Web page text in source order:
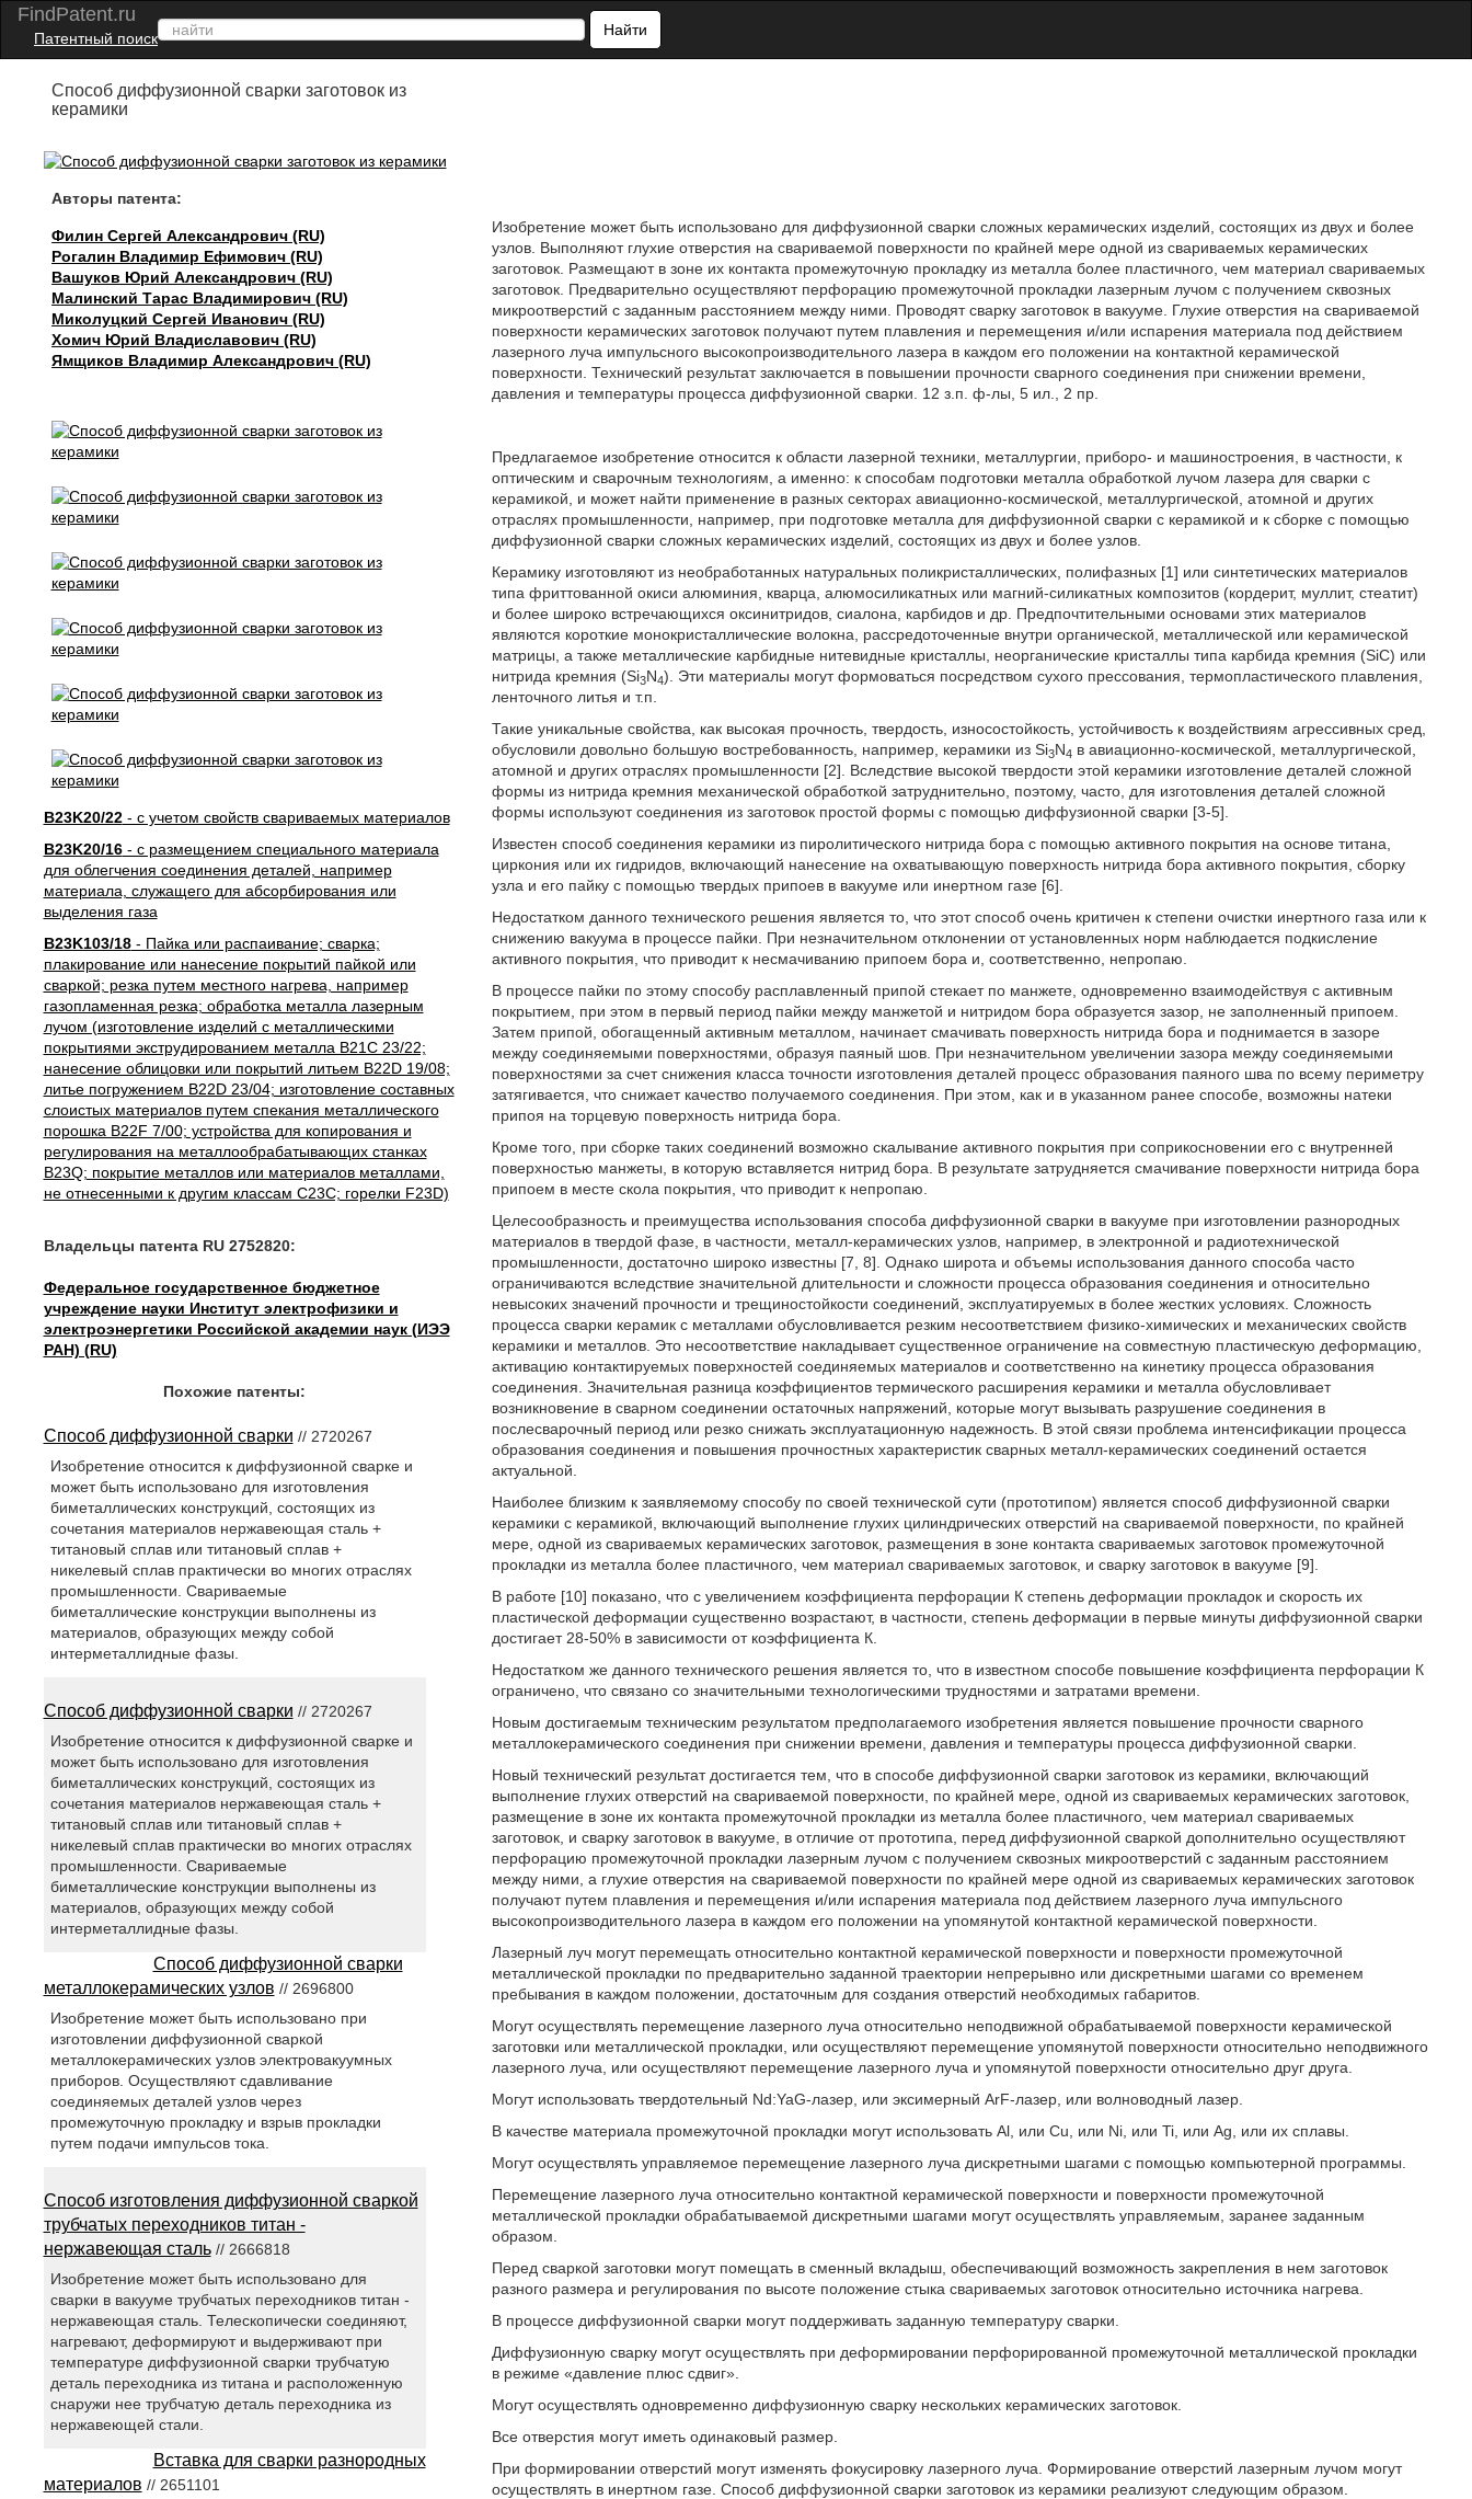
FindPatent.ru
Патентный поиск
Найти
Способ диффузионной сварки заготовок из
керамики
Авторы патента:
Филин Сергей Александрович (RU)
Рогалин Владимир Ефимович (RU)
Вашуков Юрий Александрович (RU)
Малинский Тарас Владимирович (RU)
Миколуцкий Сергей Иванович (RU)
Хомич Юрий Владиславович (RU)
Ямщиков Владимир Александрович (RU)
B23K20/22- с учетом свойств свариваемых материалов
B23K20/16- с размещением специального материала
для облегчения соединения деталей, например
материала, служащего для абсорбирования или
выделения газа
B23K103/18- Пайка или распаивание; сварка;
плакирование или нанесение покрытий пайкой или
сваркой; резка путем местного нагрева, например
газопламенная резка; обработка металла лазерным
лучом (изготовление изделий с металлическими
покрытиями экструдированием металла B21C 23/22;
нанесение облицовки или покрытий литьем B22D 19/08;
литье погружением B22D 23/04; изготовление составных
слоистых материалов путем спекания металлического
порошка B22F 7/00; устройства для копирования и
регулирования на металлообрабатывающих станках
B23Q; покрытие металлов или материалов металлами,
не отнесенными к другим классам C23C; горелки F23D)
Владельцы патента RU 2752820:
Федеральное государственное бюджетное
учреждение науки Институт электрофизики и
электроэнергетики Российской академии наук (ИЭЭ
РАН) (RU)
Изобретение может быть использовано для диффузионной сварки сложных керамических изделий, состоящих из двух и более
узлов. Выполняют глухие отверстия на свариваемой поверхности по крайней мере одной из свариваемых керамических
заготовок. Размещают в зоне их контакта промежуточную прокладку из металла более пластичного, чем материал свариваемых
заготовок. Предварительно осуществляют перфорацию промежуточной прокладки лазерным лучом с получением сквозных
микроотверстий с заданным расстоянием между ними. Проводят сварку заготовок в вакууме. Глухие отверстия на свариваемой
поверхности керамических заготовок получают путем плавления и перемещения и/или испарения материала под действием
лазерного луча импульсного высокопроизводительного лазера в каждом его положении на контактной керамической
поверхности. Технический результат заключается в повышении прочности сварного соединения при снижении времени,
давления и температуры процесса диффузионной сварки. 12 з.п. ф-лы, 5 ил., 2 пр.
Предлагаемое изобретение относится к области лазерной техники, металлургии, приборо- и машиностроения, в частности, к
оптическим и сварочным технологиям, а именно: к способам подготовки металла обработкой лучом лазера для сварки с
керамикой, и может найти применение в разных секторах авиационно-космической, металлургической, атомной и других
отраслях промышленности, например, при подготовке металла для диффузионной сварки с керамикой и к сборке с помощью
диффузионной сварки сложных керамических изделий, состоящих из двух и более узлов.
Керамику изготовляют из необработанных натуральных поликристаллических, полифазных [1] или синтетических материалов
типа фриттованной окиси алюминия, кварца, алюмосиликатных или магний-силикатных композитов (кордерит, муллит, стеатит)
и более широко встречающихся оксинитридов, сиалона, карбидов и др. Предпочтительными основами этих материалов
являются короткие монокристаллические волокна, рассредоточенные внутри органической, металлической или керамической
матрицы, а также металлические карбидные нитевидные кристаллы, неорганические кристаллы типа карбида кремния (SiC) или
нитрида кремния (Si3N4). Эти материалы могут формоваться посредством сухого прессования, термопластического плавления,
ленточного литья и т.п.
Такие уникальные свойства, как высокая прочность, твердость, износостойкость, устойчивость к воздействиям агрессивных сред,
обусловили довольно большую востребованность, например, керамики из Si3N4 в авиационно-космической, металлургической,
атомной и других отраслях промышленности [2]. Вследствие высокой твердости этой керамики изготовление деталей сложной
формы из нитрида кремния механической обработкой затруднительно, поэтому, часто, для изготовления деталей сложной
формы используют соединения из заготовок простой формы с помощью диффузионной сварки [3-5].
Известен способ соединения керамики из пиролитического нитрида бора с помощью активного покрытия на основе титана,
циркония или их гидридов, включающий нанесение на охватывающую поверхность нитрида бора активного покрытия, сборку
узла и его пайку с помощью твердых припоев в вакууме или инертном газе [6].
Недостатком данного технического решения является то, что этот способ очень критичен к степени очистки инертного газа или к
снижению вакуума в процессе пайки. При незначительном отклонении от установленных норм наблюдается подкисление
активного покрытия, что приводит к несмачиванию припоем бора и, соответственно, непропаю.
В процессе пайки по этому способу расплавленный припой стекает по манжете, одновременно взаимодействуя с активным
покрытием, при этом в первый период пайки между манжетой и нитридом бора образуется зазор, не заполненный припоем.
Затем припой, обогащенный активным металлом, начинает смачивать поверхность нитрида бора и поднимается в зазоре
между соединяемыми поверхностями, образуя паяный шов. При незначительном увеличении зазора между соединяемыми
поверхностями за счет снижения класса точности изготовления деталей процесс образования паяного шва по всему периметру
затягивается, что снижает качество получаемого соединения. При этом, как и в указанном ранее способе, возможны натеки
припоя на торцевую поверхность нитрида бора.
Кроме того, при сборке таких соединений возможно скалывание активного покрытия при соприкосновении его с внутренней
поверхностью манжеты, в которую вставляется нитрид бора. В результате затрудняется смачивание поверхности нитрида бора
припоем в месте скола покрытия, что приводит к непропаю.
Целесообразность и преимущества использования способа диффузионной сварки в вакууме при изготовлении разнородных
материалов в твердой фазе, в частности, металл-керамических узлов, например, в электронной и радиотехнической
промышленности, достаточно широко известны [7, 8]. Однако широта и объемы использования данного способа часто
ограничиваются вследствие значительной длительности и сложности процесса образования соединения и относительно
невысоких значений прочности и трещиностойкости соединений, эксплуатируемых в более жестких условиях. Сложность
процесса сварки керамик с металлами обусловливается резким несоответствием физико-химических и механических свойств
керамики и металлов. Это несоответствие накладывает существенное ограничение на совместную пластическую деформацию,
активацию контактируемых поверхностей соединяемых материалов и соответственно на кинетику процесса образования
соединения. Значительная разница коэффициентов термического расширения керамики и металла обусловливает
возникновение в сварном соединении остаточных напряжений, которые могут вызывать разрушение соединения в
послесварочный период или резко снижать эксплуатационную надежность. В этой связи проблема интенсификации процесса
образования соединения и повышения прочностных характеристик сварных металл-керамических соединений остается
актуальной.
Наиболее близким к заявляемому способу по своей технической сути (прототипом) является способ диффузионной сварки
керамики с керамикой, включающий выполнение глухих цилиндрических отверстий на свариваемой поверхности, по крайней
мере, одной из свариваемых керамических заготовок, размещения в зоне контакта свариваемых заготовок промежуточной
прокладки из металла более пластичного, чем материал свариваемых заготовок, и сварку заготовок в вакууме [9].
В работе [10] показано, что с увеличением коэффициента перфорации К степень деформации прокладок и скорость их
пластической деформации существенно возрастают, в частности, степень деформации в первые минуты диффузионной сварки
достигает 28-50% в зависимости от коэффициента К.
Недостатком же данного технического решения является то, что в известном способе повышение коэффициента перфорации К
ограничено, что связано со значительными технологическими трудностями и затратами времени.
Новым достигаемым техническим результатом предполагаемого изобретения является повышение прочности сварного
металлокерамического соединения при снижении времени, давления и температуры процесса диффузионной сварки.
Новый технический результат достигается тем, что в способе диффузионной сварки заготовок из керамики, включающий
выполнение глухих отверстий на свариваемой поверхности, по крайней мере, одной из свариваемых керамических заготовок,
размещение в зоне их контакта промежуточной прокладки из металла более пластичного, чем материал свариваемых
заготовок, и сварку заготовок в вакууме, в отличие от прототипа, перед диффузионной сваркой дополнительно осуществляют
перфорацию промежуточной прокладки лазерным лучом с получением сквозных микроотверстий с заданным расстоянием
между ними, а глухие отверстия на свариваемой поверхности по крайней мере одной из свариваемых керамических заготовок
получают путем плавления и перемещения и/или испарения материала под действием лазерного луча импульсного
высокопроизводительного лазера в каждом его положении на упомянутой контактной керамической поверхности.
Лазерный луч могут перемещать относительно контактной керамической поверхности и поверхности промежуточной
металлической прокладки по предварительно заданной траектории непрерывно или дискретными шагами со временем
пребывания в каждом положении, достаточным для создания отверстий необходимых габаритов.
Могут осуществлять перемещение лазерного луча относительно неподвижной обрабатываемой поверхности керамической
заготовки или металлической прокладки, или осуществляют перемещение упомянутой поверхности относительно неподвижного
лазерного луча, или осуществляют перемещение лазерного луча и упомянутой поверхности относительно друг друга.
Могут использовать твердотельный Nd:YaG-лазер, или эксимерный ArF-лазер, или волноводный лазер.
В качестве материала промежуточной прокладки могут использовать Al, или Cu, или Ni, или Ti, или Ag, или их сплавы.
Могут осуществлять управляемое перемещение лазерного луча дискретными шагами с помощью компьютерной программы.
Перемещение лазерного луча относительно контактной керамической поверхности и поверхности промежуточной
металлической прокладки обрабатываемой дискретными шагами могут осуществлять управляемым, заранее заданным
образом.
Перед сваркой заготовки могут помещать в сменный вкладыш, обеспечивающий возможность закрепления в нем заготовок
разного размера и регулирования по высоте положение стыка свариваемых заготовок относительно источника нагрева.
В процессе диффузионной сварки могут поддерживать заданную температуру сварки.
Диффузионную сварку могут осуществлять при деформировании перфорированной промежуточной металлической прокладки
в режиме «давление плюс сдвиг».
Могут осуществлять одновременно диффузионную сварку нескольких керамических заготовок.
Все отверстия могут иметь одинаковый размер.
При формировании отверстий могут изменять фокусировку лазерного луча. Формирование отверстий лазерным лучом могут
осуществлять в инертном газе. Способ диффузионной сварки заготовок из керамики реализуют следующим образом.
Похожие патенты:
Способ диффузионной сварки // 2720267
Изобретение относится к диффузионной сварке и
может быть использовано для изготовления
биметаллических конструкций, состоящих из
сочетания материалов нержавеющая сталь +
титановый сплав или титановый сплав +
никелевый сплав практически во многих отраслях
промышленности. Свариваемые
биметаллические конструкции выполнены из
материалов, образующих между собой
интерметаллидные фазы.
Способ диффузионной сварки // 2720267
Изобретение относится к диффузионной сварке и
может быть использовано для изготовления
биметаллических конструкций, состоящих из
сочетания материалов нержавеющая сталь +
титановый сплав или титановый сплав +
никелевый сплав практически во многих отраслях
промышленности. Свариваемые
биметаллические конструкции выполнены из
материалов, образующих между собой
интерметаллидные фазы.
Способ диффузионной сварки
металлокерамических узлов // 2696800
Изобретение может быть использовано при
изготовлении диффузионной сваркой
металлокерамических узлов электровакуумных
приборов. Осуществляют сдавливание
соединяемых деталей узлов через
промежуточную прокладку и взрыв прокладки
путем подачи импульсов тока.
Способ изготовления диффузионной сваркой
трубчатых переходников титан -
нержавеющая сталь// 2666818
Изобретение может быть использовано для
сварки в вакууме трубчатых переходников титан -
нержавеющая сталь. Телескопически соединяют,
нагревают, деформируют и выдерживают при
температуре диффузионной сварки трубчатую
деталь переходника из титана и расположенную
снаружи нее трубчатую деталь переходника из
нержавеющей стали.
Вставка для сварки разнородных
материалов // 2651101